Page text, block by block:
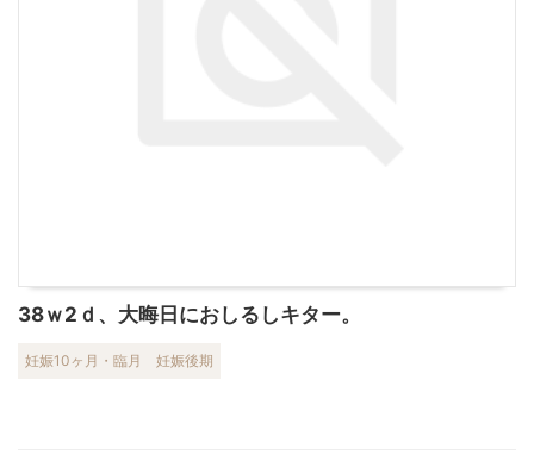
38ｗ2ｄ、大晦日におしるしキター。
妊娠10ヶ月・臨月 妊娠後期